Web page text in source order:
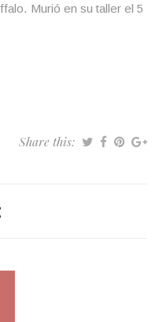
Murió en su taller el 5
Share this: